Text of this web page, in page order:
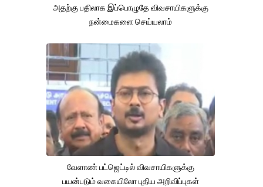
அதற்கு பதிலாக இப்பொழுதே விவசாயிகளுக்கு
நன்மைகளை செய்யலாம்
வேளாண் பட்ஜெட்டில் விவசாயிகளுக்கு
பயன்படும் வகையிலோ புதிய அறிவிப்புகள்